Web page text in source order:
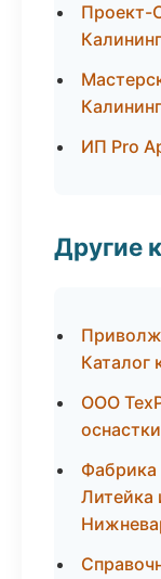
Проект-
ИП Pro
Другие
Каталог
ООО
Фабрика
Литейка